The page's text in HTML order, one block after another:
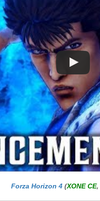
Forza Horizon 4 (XONE CE,